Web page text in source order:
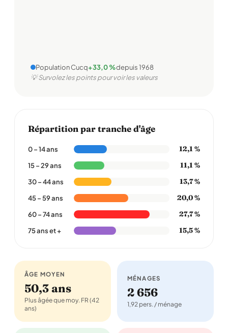
Population Cucq+33,0 %depuis 1968
💡 Survolez les points pour voir les valeurs
Répartition par tranche d'âge
0 – 14 ans 12,1 %
15 – 29 ans 11,1 %
30 – 44 ans 13,7 %
45 – 59 ans 20,0 %
60 – 74 ans 27,7 %
75 ans et + 15,5 %
ÂGE MOYEN
50,3 ans
Plus âgée que moy. FR (42
ans)
MÉNAGES
2 656
1,92 pers. / ménage